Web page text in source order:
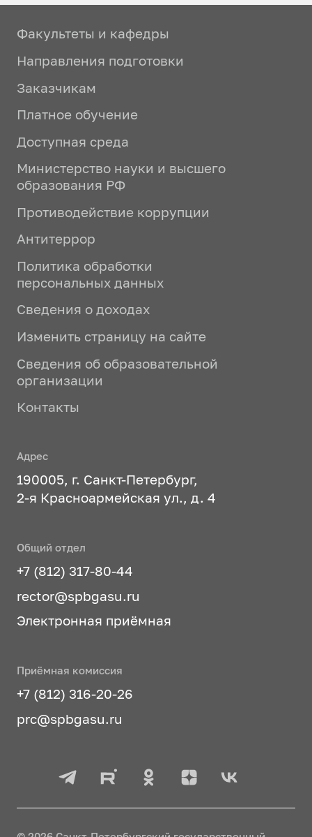
Факультеты и кафедры
Направления подготовки
Заказчикам
Платное обучение
Доступная среда
Министерство науки и высшего
образования РФ
Противодействие коррупции
Антитеррор
Политика обработки
персональных данных
Сведения о доходах
Изменить страницу на сайте
Сведения об образовательной
организации
Контакты
Адрес
190005, г. Санкт-Петербург,
2-я Красноармейская ул., д. 4
Общий отдел
+7 (812) 317-80-44
rector@spbgasu.ru
Электронная приёмная
Приёмная комиссия
+7 (812) 316-20-26
prc@spbgasu.ru